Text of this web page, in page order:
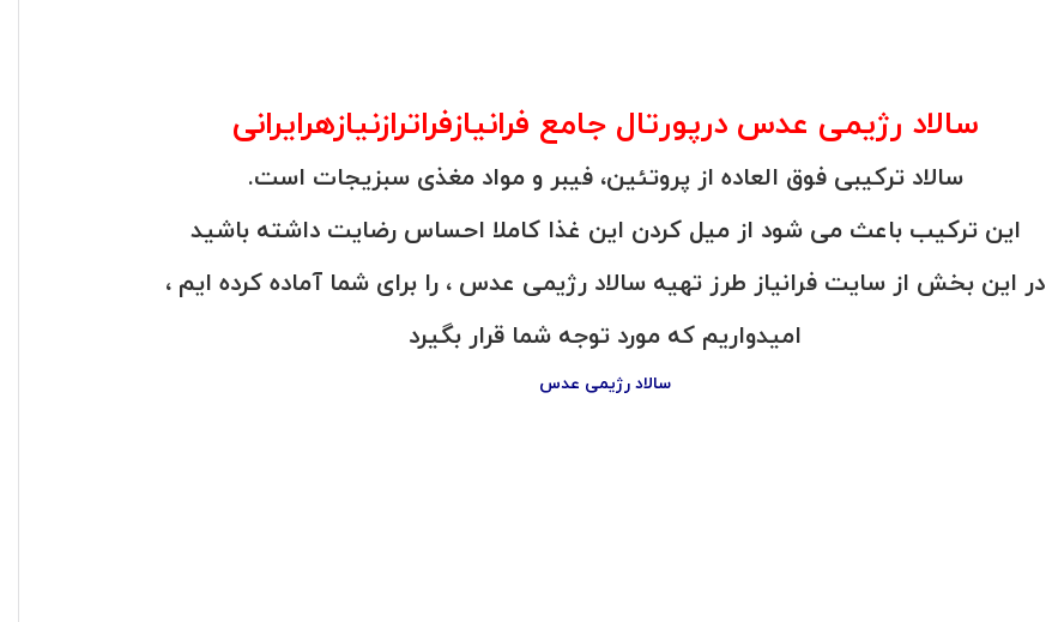
سالاد رژیمی عدس درپورتال جامع فرانیازفراترازنیازهرایرانی
سالاد ترکیبی فوق العاده از پروتئین، فیبر و مواد مغذی سبزیجات است.
این ترکیب باعث می شود از میل کردن این غذا کاملا احساس رضایت داشته باشید
در این بخش از سایت فرانیاز طرز تهیه سالاد رژیمی عدس ، را برای شما آماده کرده ایم ،
امیدواریم که مورد توجه شما قرار بگیرد
سالاد رژیمی عدس